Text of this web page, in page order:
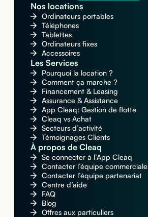
Nos locations
Ordinateurs portables
Téléphones
Tablettes
Ordinateurs fixes
Accessoires
Les Services
Pourquoi la location ?
Comment ça marche ?
Financement & Leasing
Assurance & Assistance
App Cleaq: Gestion de flotte
Cleaq vs Achat
Secteurs d’activité
Témoignages Clients
À propos de Cleaq
Se connecter à l’App Cleaq
Contacter l’équipe commerciale
Contacter l’équipe partenariat
Centre d’aide
FAQ
Blog
Offres aux particuliers